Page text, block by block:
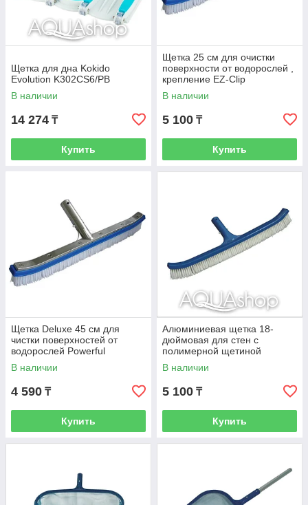
Щетка для дна Kokido
Evolution K302CS6/PB
В наличии
14 274 ₸
Купить
Щетка 25 см для очистки
поверхности от водорослей ,
крепление EZ-Clip
В наличии
5 100 ₸
Купить
Щетка Deluxe 45 см для
чистки поверхностей от
водорослей Powerful
В наличии
4 590 ₸
Купить
Алюминиевая щетка 18-
дюймовая для стен с
полимерной щетиной
Powerful
В наличии
5 100 ₸
Купить